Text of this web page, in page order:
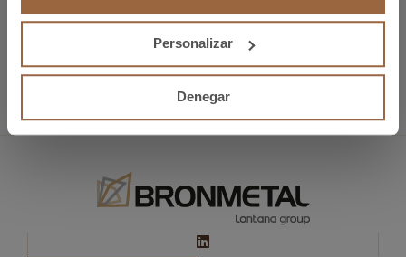
Personalizar
Denegar
CuTe